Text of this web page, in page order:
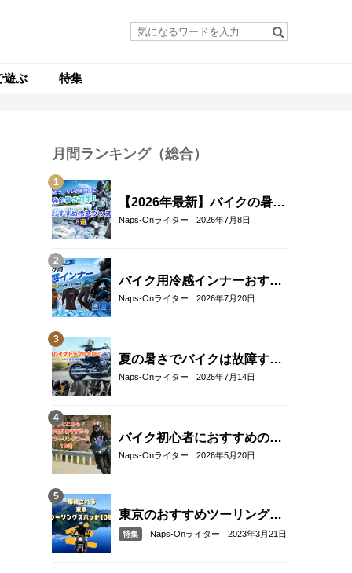
遊ぶ 特集
月間ランキング（総合）
【2026年最新】バイクの暑さ
対策・冷感グッズおすすめ8
Naps-Onライター 2026年7月8日
バイク用冷感インナーおすす
め22選！夏のツーリングを快
Naps-Onライター 2026年7月20日
夏の暑さでバイクは故障す
る？起こりやすいトラブルと
Naps-Onライター 2026年7月14日
バイク初心者におすすめの関
東近郊ツーリングコース10選
Naps-Onライター 2026年5月20日
東京のおすすめツーリングス
ポット10選
特集 Naps-Onライター 2023年3月21日